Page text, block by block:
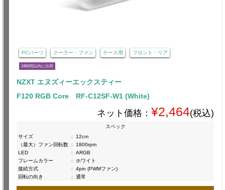
PCパーツ クーラー・ファン ケース用 フロント・リア
24時間以内に出荷
NZXT エヌズィーエックスティー
F120 RGB Core RF-C12SF-W1 (White)
ネット価格： ¥2,464(税込)
スペック
サイズ
:
12cm
（最大）ファン回転数 :
1800rpm
LED
:
ARGB
フレームカラー
:
ホワイト
接続方式
:
4pin (PWMファン)
回転の向き
: 通常